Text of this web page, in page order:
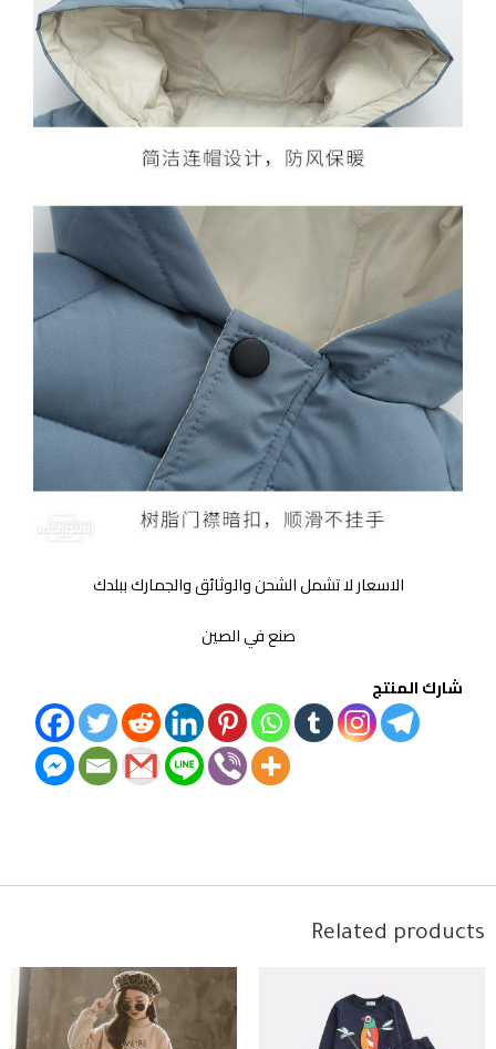
الاسعار لا تشمل الشحن والوثائق والجمارك ببلدك
صنع في الصين
شارك المنتج
Related products